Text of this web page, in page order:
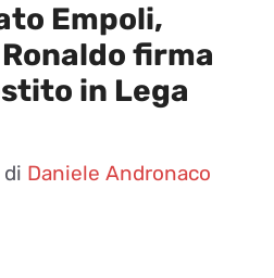
Empoli,
firma
in Lega
di Daniele Andronaco